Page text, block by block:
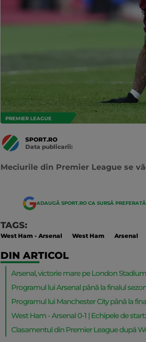
PREMIER LEAGUE
SPORT.RO
Data publicarii:
Meciurile din Premier League se
ADAUGĂ SPORT.RO CA SURSĂ PREFERATĂ
TAGS:
West Ham - Arsenal West Ham Arsenal
DIN ARTICOL
Arsenal, victorie mare pe London
Programul lui Arsenal până la finalul
Programul lui Manchester City până la
West Ham - Arsenal 0-1 | Echipele de start:
Clasamentul din Premier League după